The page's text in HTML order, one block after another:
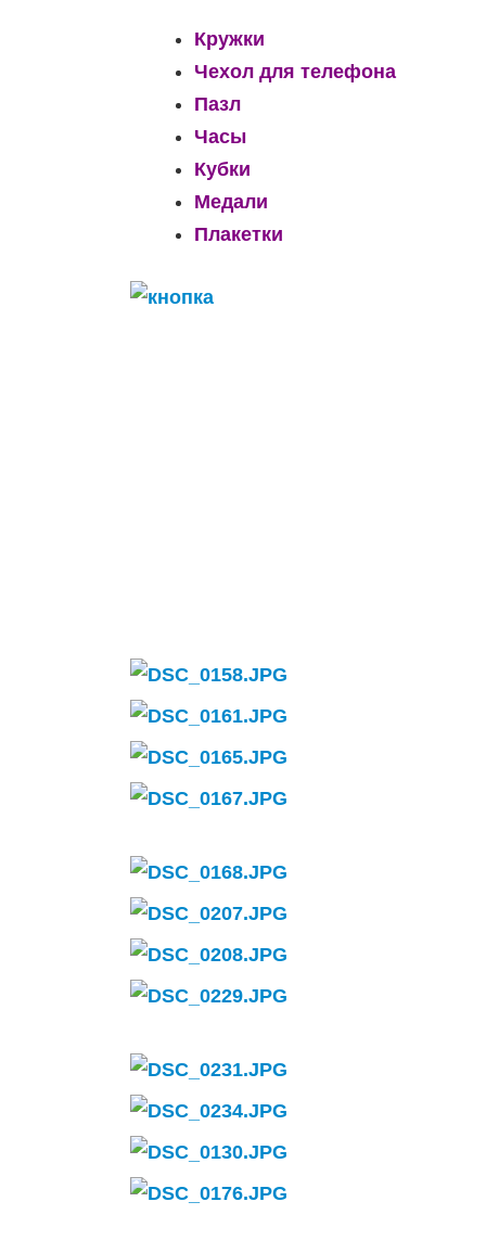
Кружки
Чехол для телефона
Пазл
Часы
Кубки
Медали
Плакетки